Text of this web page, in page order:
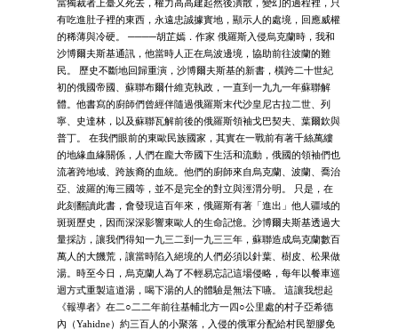
當獨裁者上臺又死去，權力高高建起然後潰散，變幻的過程裡，只
有吃進肚子裡的東西，永遠忠誠據實地，顯示人的處境，回應威權
的稀薄與冷硬。 ────胡芷嫣．作家 俄羅斯入侵烏克蘭時，我和
沙博爾夫斯基通訊，他當時人正在烏波邊境，協助前往波蘭的難
民。 歷史不斷地回歸重演，沙博爾夫斯基的新書，橫跨二十世紀
初的俄國帝國、蘇聯布爾什維克執政，一直到一九九一年蘇聯解
體。他書寫的廚師們曾經伴隨過俄羅斯末代沙皇尼古拉二世、列
寧、史達林，以及蘇聯瓦解前後的俄羅斯領袖戈巴契夫、葉爾欽與
普丁。 在我們眼前的東歐民族國家，其實在一戰前有著千絲萬縷
的地緣血緣關係，人們在龐大帝國下生活和流動，俄國的領袖們也
流著跨地域、跨族裔的血統。他們的廚師來自烏克蘭、波蘭、喬治
亞、波羅的海三國等，並不是完全的對立與涇渭分明。 只是，在
此刻翻讀此書，會發現這百年來，俄羅斯有著「進出」他人疆域的
斑斑歷史，因而深深影響東歐人的生命記憶。沙博爾夫斯基透過大
量採訪，讓我們得知一九三二到一九三三年，蘇聯造成烏克蘭數百
萬人的大饑荒，讓當時陷入絕境的人們必須以針葉、樹皮、松果做
湯。時至今日，烏克蘭人為了不輕易忘記這場侵略，每年以餐車巡
迴方式重製這道湯，喝下湯的人的體驗是無法下嚥。 這讓我想起
《報導者》在二○二二年前往基輔北方一四○公里處的村子亞希德
內（Yahidne）約三百人的小聚落，入侵的俄軍分配給村民塑膠免